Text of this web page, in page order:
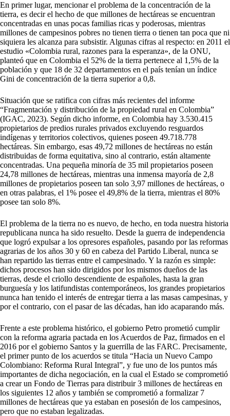
En primer lugar, mencionar el problema de la concentración de la
tierra, es decir el hecho de que millones de hectáreas se encuentran
concentradas en unas pocas familias ricas y poderosas, mientras
millones de campesinos pobres no tienen tierra o tienen tan poca que ni
siquiera les alcanza para subsistir. Algunas cifras al respecto: en 2011 el
estudio «Colombia rural, razones para la esperanza», de la ONU,
planteó que en Colombia el 52% de la tierra pertenece al 1,5% de la
población y que 18 de 32 departamentos en el país tenían un índice
Gini de concentración de la tierra superior a 0,8.
Situación que se ratifica con cifras más recientes del informe
“Fragmentación y distribución de la propiedad rural en Colombia”
(IGAC, 2023). Según dicho informe, en Colombia hay 3.530.415
propietarios de predios rurales privados excluyendo resguardos
indígenas y territorios colectivos, quienes poseen 49.718.778
hectáreas. Sin embargo, esas 49,72 millones de hectáreas no están
distribuidas de forma equitativa, sino al contrario, están altamente
concentradas. Una pequeña minoría de 35 mil propietarios poseen
24,78 millones de hectáreas, mientras una inmensa mayoría de 2,8
millones de propietarios poseen tan solo 3,97 millones de hectáreas, o
en otras palabras, el 1% posee el 49,8% de la tierra, mientras el 80%
posee tan solo 8%.
El problema de la tierra no es nuevo, de hecho, en toda nuestra historia
republicana nunca ha sido resuelto. Desde la guerra de independencia
que logró expulsar a los opresores españoles, pasando por las reformas
agrarias de los años 30 y 60 en cabeza del Partido Liberal, nunca se
han repartido las tierras entre el campesinado. Y la razón es simple:
dichos procesos han sido dirigidos por los mismos dueños de las
tierras, desde el criollo descendiente de españoles, hasta la gran
burguesía y los latifundistas contemporáneos, los grandes propietarios
nunca han tenido el interés de entregar tierra a las masas campesinas, y
por el contrario, con el pasar de las décadas, han ido acaparando más.
Frente a este problema histórico, el gobierno Petro prometió cumplir
con la reforma agraria pactada en los Acuerdos de Paz, firmados en el
2016 por el gobierno Santos y la guerrilla de las FARC. Precisamente,
el primer punto de los acuerdos se titula “Hacia un Nuevo Campo
Colombiano: Reforma Rural Integral”, y fue uno de los puntos más
importantes de dicha negociación, en la cual el Estado se comprometió
a crear un Fondo de Tierras para distribuir 3 millones de hectáreas en
los siguientes 12 años y también se comprometió a formalizar 7
millones de hectáreas que ya estaban en posesión de los campesinos,
pero que no estaban legalizadas.